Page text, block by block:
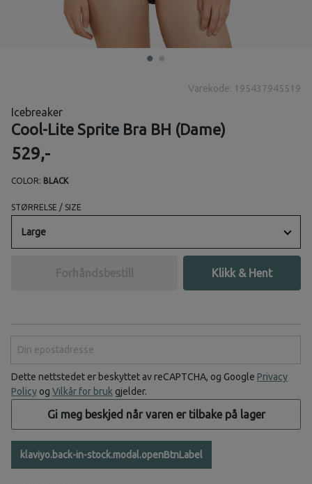
Varekode: 195437945519
Icebreaker
Cool-Lite Sprite Bra BH (Dame)
529,-
COLOR: BLACK
STØRRELSE / SIZE
Large
Forhåndsbestill Klikk & Hent
Dette nettstedet er beskyttet av reCAPTCHA, og Google Privacy
Policy og Vilkår for bruk gjelder.
Gi meg beskjed når varen er tilbake på lager
klaviyo.back-in-stock.modal.openBtnLabel